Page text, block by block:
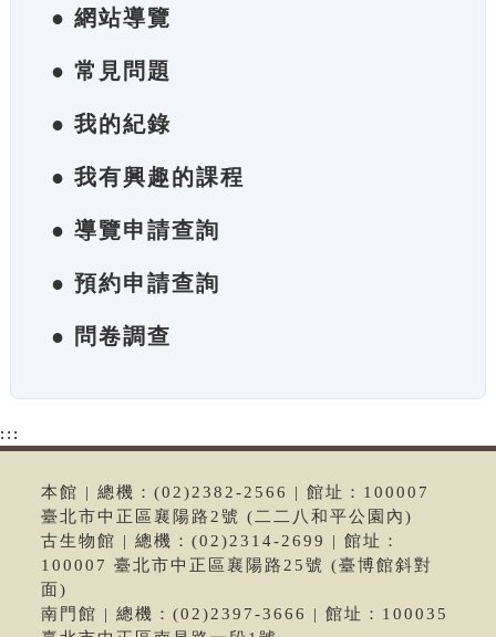
● 網站導覽
● 常見問題
● 我的紀錄
● 我有興趣的課程
● 導覽申請查詢
● 預約申請查詢
● 問卷調查
:::
本館 | 總機：(02)2382-2566 | 館址：100007
臺北市中正區襄陽路2號 (二二八和平公園內)
古生物館 | 總機：(02)2314-2699 | 館址：
100007 臺北市中正區襄陽路25號 (臺博館斜對
面)
南門館 | 總機：(02)2397-3666 | 館址：100035